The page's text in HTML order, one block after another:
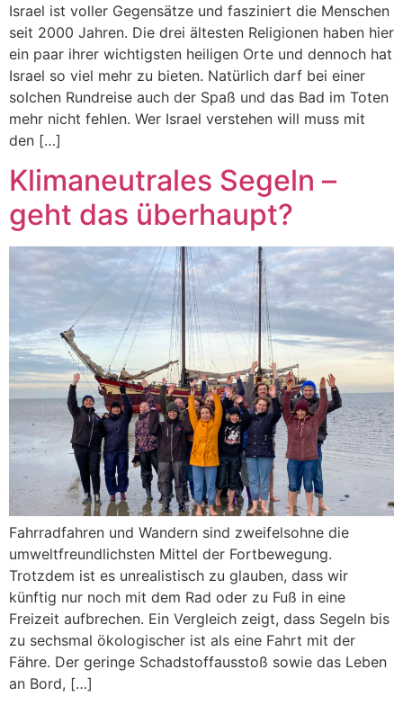
Israel ist voller Gegensätze und fasziniert die Menschen
seit 2000 Jahren. Die drei ältesten Religionen haben hier
ein paar ihrer wichtigsten heiligen Orte und dennoch hat
Israel so viel mehr zu bieten. Natürlich darf bei einer
solchen Rundreise auch der Spaß und das Bad im Toten
mehr nicht fehlen. Wer Israel verstehen will muss mit
den […]
Klimaneutrales Segeln –
geht das überhaupt?
Fahrradfahren und Wandern sind zweifelsohne die
umweltfreundlichsten Mittel der Fortbewegung.
Trotzdem ist es unrealistisch zu glauben, dass wir
künftig nur noch mit dem Rad oder zu Fuß in eine
Freizeit aufbrechen. Ein Vergleich zeigt, dass Segeln bis
zu sechsmal ökologischer ist als eine Fahrt mit der
Fähre. Der geringe Schadstoffausstoß sowie das Leben
an Bord, […]